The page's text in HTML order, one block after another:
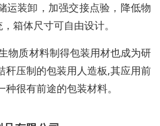
运装卸，加强交接点验，降低物
箱体尺寸可自由设计。
物质材料制得包装用材也成为研
秆压制的包装用人造板,其应用前
很有前途的包装材料。